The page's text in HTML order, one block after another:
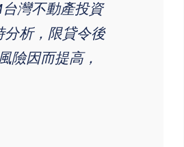
灣不動產投資
析，限貸令後
險因而提高，